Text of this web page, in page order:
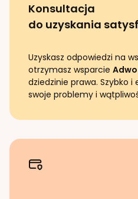
Konsultacja
do uzyskania
Uzyskasz odpowiedzi na
otrzymasz wsparcie
dziedzinie prawa. Szybko i
swoje problemy i